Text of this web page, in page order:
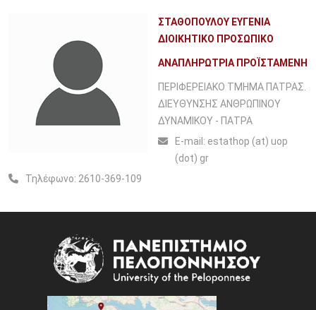
ΣΤΑΘΟΠΟΥΛΟΥ ΕΥΓΕΝΙΑ
ΔΙΟΙΚΗΤΙΚΟ ΠΡΟΣΩΠΙΚΟ
ΑΝΑΠΛΗΡΩΤΡΙΑ ΠΡΟΪΣΤΑΜΕΝΗ
ΠΕΡΙΦΕΡΕΙΑΚΟ ΤΜΗΜΑ ΠΑΤΡΑΣ.
ΔΙΕΥΘΥΝΣΗΣ ΑΝΘΡΩΠΙΝΟΥ
ΔΥΝΑΜΙΚΟΥ - ΠΑΤΡΑ
Ε-mail: estathop (at) uop
(dot) gr
Τηλέφωνο: 2610-369-109